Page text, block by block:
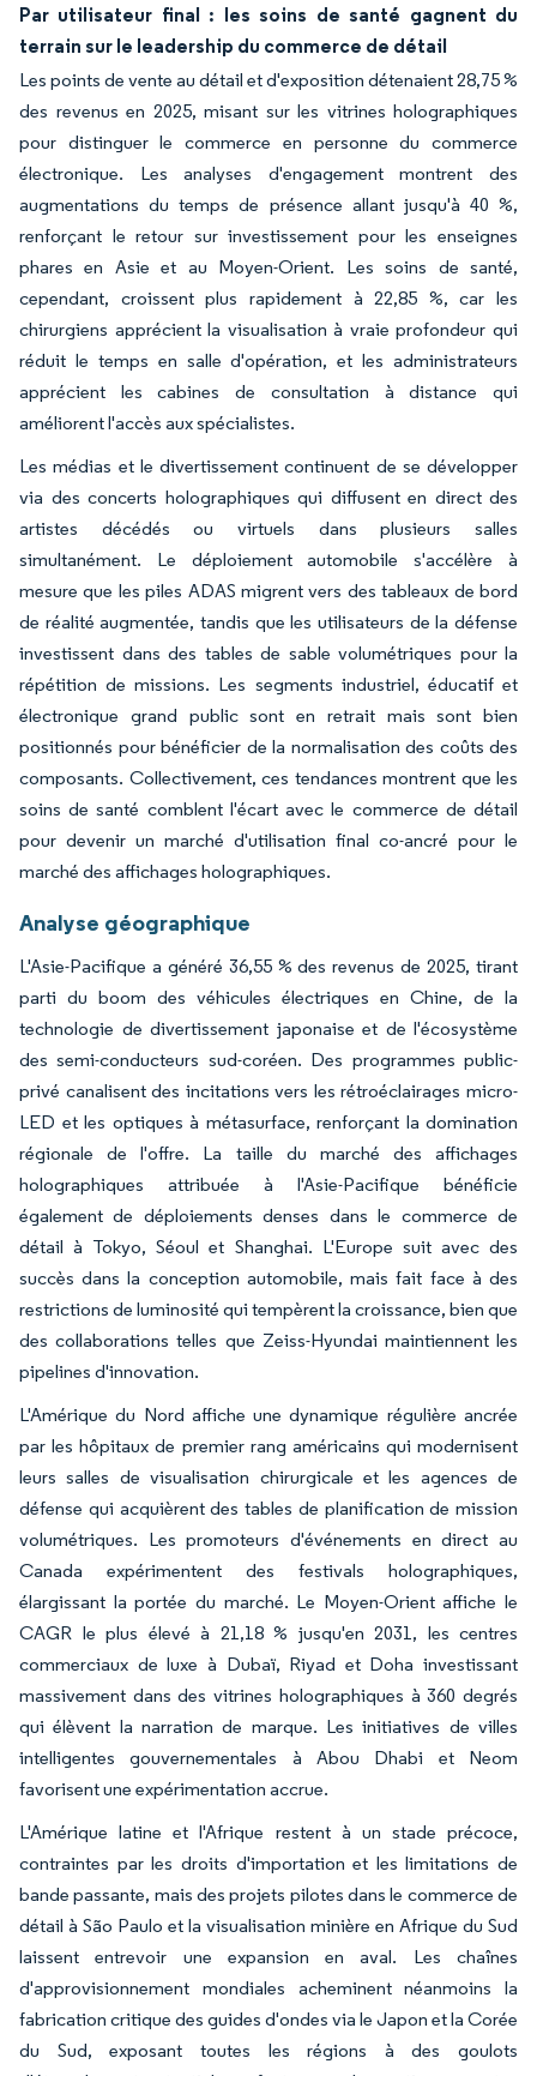
Par utilisateur final : les soins de santé gagnent du
terrain sur le leadership du commerce de détail
Les points de vente au détail et d'exposition détenaient 28,75 %
des revenus en 2025, misant sur les vitrines holographiques
pour distinguer le commerce en personne du commerce
électronique. Les analyses d'engagement montrent des
augmentations du temps de présence allant jusqu'à 40 %,
renforçant le retour sur investissement pour les enseignes
phares en Asie et au Moyen-Orient. Les soins de santé,
cependant, croissent plus rapidement à 22,85 %, car les
chirurgiens apprécient la visualisation à vraie profondeur qui
réduit le temps en salle d'opération, et les administrateurs
apprécient les cabines de consultation à distance qui
améliorent l'accès aux spécialistes.
Les médias et le divertissement continuent de se développer
via des concerts holographiques qui diffusent en direct des
artistes décédés ou virtuels dans plusieurs salles
simultanément. Le déploiement automobile s'accélère à
mesure que les piles ADAS migrent vers des tableaux de bord
de réalité augmentée, tandis que les utilisateurs de la défense
investissent dans des tables de sable volumétriques pour la
répétition de missions. Les segments industriel, éducatif et
électronique grand public sont en retrait mais sont bien
positionnés pour bénéficier de la normalisation des coûts des
composants. Collectivement, ces tendances montrent que les
soins de santé comblent l'écart avec le commerce de détail
pour devenir un marché d'utilisation final co-ancré pour le
marché des affichages holographiques.
Analyse géographique
L'Asie-Pacifique a généré 36,55 % des revenus de 2025, tirant
parti du boom des véhicules électriques en Chine, de la
technologie de divertissement japonaise et de l'écosystème
des semi-conducteurs sud-coréen. Des programmes public-
privé canalisent des incitations vers les rétroéclairages micro-
LED et les optiques à métasurface, renforçant la domination
régionale de l'offre. La taille du marché des affichages
holographiques attribuée à l'Asie-Pacifique bénéficie
également de déploiements denses dans le commerce de
détail à Tokyo, Séoul et Shanghai. L'Europe suit avec des
succès dans la conception automobile, mais fait face à des
restrictions de luminosité qui tempèrent la croissance, bien que
des collaborations telles que Zeiss-Hyundai maintiennent les
pipelines d'innovation.
L'Amérique du Nord affiche une dynamique régulière ancrée
par les hôpitaux de premier rang américains qui modernisent
leurs salles de visualisation chirurgicale et les agences de
défense qui acquièrent des tables de planification de mission
volumétriques. Les promoteurs d'événements en direct au
Canada expérimentent des festivals holographiques,
élargissant la portée du marché. Le Moyen-Orient affiche le
CAGR le plus élevé à 21,18 % jusqu'en 2031, les centres
commerciaux de luxe à Dubaï, Riyad et Doha investissant
massivement dans des vitrines holographiques à 360 degrés
qui élèvent la narration de marque. Les initiatives de villes
intelligentes gouvernementales à Abou Dhabi et Neom
favorisent une expérimentation accrue.
L'Amérique latine et l'Afrique restent à un stade précoce,
contraintes par les droits d'importation et les limitations de
bande passante, mais des projets pilotes dans le commerce de
détail à São Paulo et la visualisation minière en Afrique du Sud
laissent entrevoir une expansion en aval. Les chaînes
d'approvisionnement mondiales acheminent néanmoins la
fabrication critique des guides d'ondes via le Japon et la Corée
du Sud, exposant toutes les régions à des goulots